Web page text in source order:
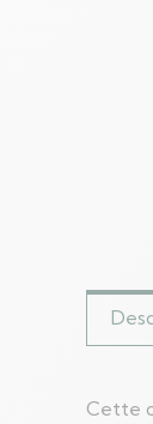
Cette